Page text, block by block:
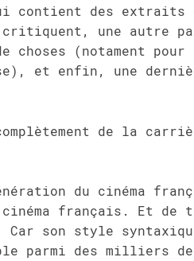
contient des extraits
une autre
(notament pour
et enfin, une
de la
du cinéma
français. Et de
Car son style
parmi des milliers de